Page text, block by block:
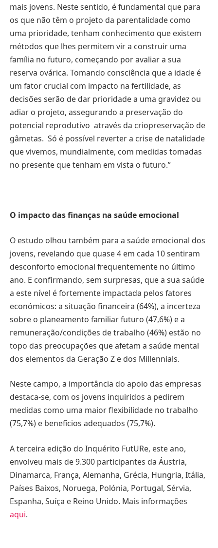
mais jovens. Neste sentido, é fundamental que para
os que não têm o projeto da parentalidade como
uma prioridade, tenham conhecimento que existem
métodos que lhes permitem vir a construir uma
família no futuro, começando por avaliar a sua
reserva ovárica. Tomando consciência que a idade é
um fator crucial com impacto na fertilidade, as
decisões serão de dar prioridade a uma gravidez ou
adiar o projeto, assegurando a preservação do
potencial reprodutivo através da criopreservação de
gâmetas. Só é possível reverter a crise de natalidade
que vivemos, mundialmente, com medidas tomadas
no presente que tenham em vista o futuro.”
O impacto das finanças na saúde emocional
O estudo olhou também para a saúde emocional dos
jovens, revelando que quase 4 em cada 10 sentiram
desconforto emocional frequentemente no último
ano. E confirmando, sem surpresas, que a sua saúde
a este nível é fortemente impactada pelos fatores
económicos: a situação financeira (64%), a incerteza
sobre o planeamento familiar futuro (47,6%) e a
remuneração/condições de trabalho (46%) estão no
topo das preocupações que afetam a saúde mental
dos elementos da Geração Z e dos Millennials.
Neste campo, a importância do apoio das empresas
destaca-se, com os jovens inquiridos a pedirem
medidas como uma maior flexibilidade no trabalho
(75,7%) e benefícios adequados (75,7%).
A terceira edição do Inquérito FutURe, este ano,
envolveu mais de 9.300 participantes da Áustria,
Dinamarca, França, Alemanha, Grécia, Hungria, Itália,
Países Baixos, Noruega, Polónia, Portugal, Sérvia,
Espanha, Suíça e Reino Unido. Mais informações
aqui.